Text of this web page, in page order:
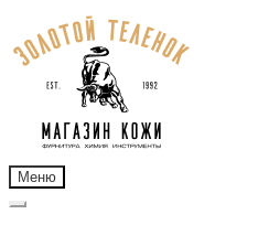
навигации
содержимому
Меню